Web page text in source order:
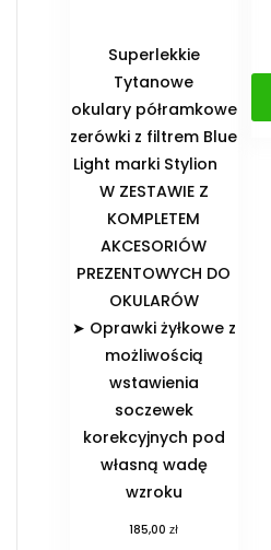
Superlekkie
Tytanowe
okulary półramkowe
zerówki z filtrem Blue
Light marki Stylion
️W ZESTAWIE Z
KOMPLETEM
AKCESORIÓW
PREZENTOWYCH DO
OKULARÓW️
➤ Oprawki żyłkowe z
możliwością
wstawienia
soczewek
korekcyjnych pod
własną wadę
wzroku
185,00zł